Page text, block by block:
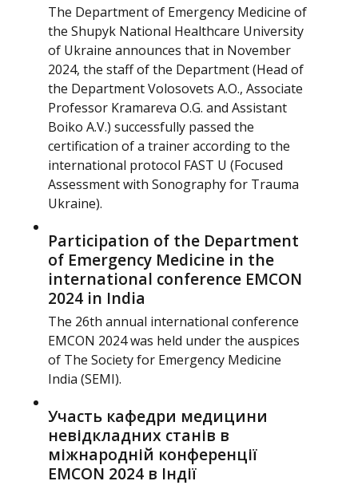
The Department of Emergency Medicine of
the Shupyk National Healthcare University
of Ukraine announces that in November
2024, the staff of the Department (Head of
the Department Volosovets A.O., Associate
Professor Kramareva O.G. and Assistant
Boiko A.V.) successfully passed the
certification of a trainer according to the
international protocol FAST U (Focused
Assessment with Sonography for Trauma
Ukraine).
Participation of the Department
of Emergency Medicine in the
international conference EMCON
2024 in India
The 26th annual international conference
EMCON 2024 was held under the auspices
of The Society for Emergency Medicine
India (SEMI).
Участь кафедри медицини
невідкладних станів в
міжнародній конференції
EMCON 2024 в Індії